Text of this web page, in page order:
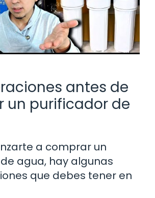
antes de
un purificador de
a comprar un
agua, hay algunas
que debes tener en